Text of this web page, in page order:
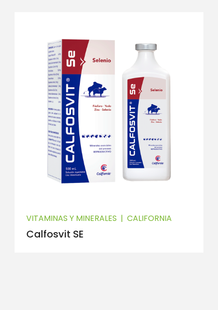
VITAMINAS Y MINERALES | CALIFORNIA
Calfosvit SE